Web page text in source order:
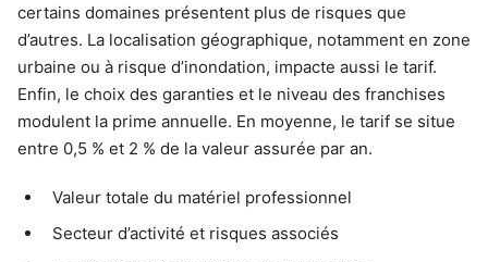
certains domaines présentent plus de risques que
d’autres. La localisation géographique, notamment en zone
urbaine ou à risque d’inondation, impacte aussi le tarif.
Enfin, le choix des garanties et le niveau des franchises
modulent la prime annuelle. En moyenne, le tarif se situe
entre 0,5 % et 2 % de la valeur assurée par an.
Valeur totale du matériel professionnel
Secteur d’activité et risques associés